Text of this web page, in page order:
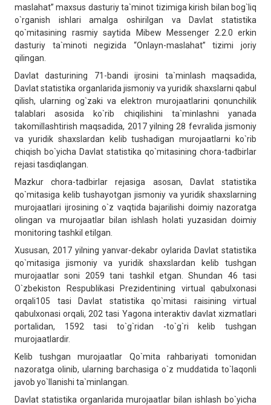
maslahat” maxsus dasturiy ta`minot tizimiga kirish bilan bog`liq
o`rganish ishlari amalga oshirilgan va Davlat statistika
qo`mitasining rasmiy saytida Mibew Messenger 2.2.0 erkin
dasturiy ta`minoti negizida “Onlayn-maslahat” tizimi joriy
qilingan.
Davlat dasturining 71-bandi ijrosini ta`minlash maqsadida,
Davlat statistika organlarida jismoniy va yuridik shaxslarni qabul
qilish, ularning og`zaki va elektron murojaatlarini qonunchilik
talablari asosida ko`rib chiqilishini ta`minlashni yanada
takomillashtirish maqsadida, 2017 yilning 28 fevralida jismoniy
va yuridik shaxslardan kelib tushadigan murojaatlarni ko`rib
chiqish bo`yicha Davlat statistika qo`mitasining chora-tadbirlar
rejasi tasdiqlangan.
Mazkur chora-tadbirlar rejasiga asosan, Davlat statistika
qo`mitasiga kelib tushayotgan jismoniy va yuridik shaxslarning
murojaatlari ijrosining o`z vaqtida bajarilishi doimiy nazoratga
olingan va murojaatlar bilan ishlash holati yuzasidan doimiy
monitoring tashkil etilgan.
Xususan, 2017 yilning yanvar-dekabr oylarida Davlat statistika
qo`mitasiga jismoniy va yuridik shaxslardan kelib tushgan
murojaatlar soni 2059 tani tashkil etgan. Shundan 46 tasi
O`zbekiston Respublikasi Prezidentining virtual qabulxonasi
orqali105 tasi Davlat statistika qo`mitasi raisining virtual
qabulxonasi orqali, 202 tasi Yagona interaktiv davlat xizmatlari
portalidan, 1592 tasi to`g`ridan -to`g`ri kelib tushgan
murojaatlardir.
Kelib tushgan murojaatlar Qo`mita rahbariyati tomonidan
nazoratga olinib, ularning barchasiga o`z muddatida to`laqonli
javob yo`llanishi ta`minlangan.
Davlat statistika organlarida murojaatlar bilan ishlash bo`yicha